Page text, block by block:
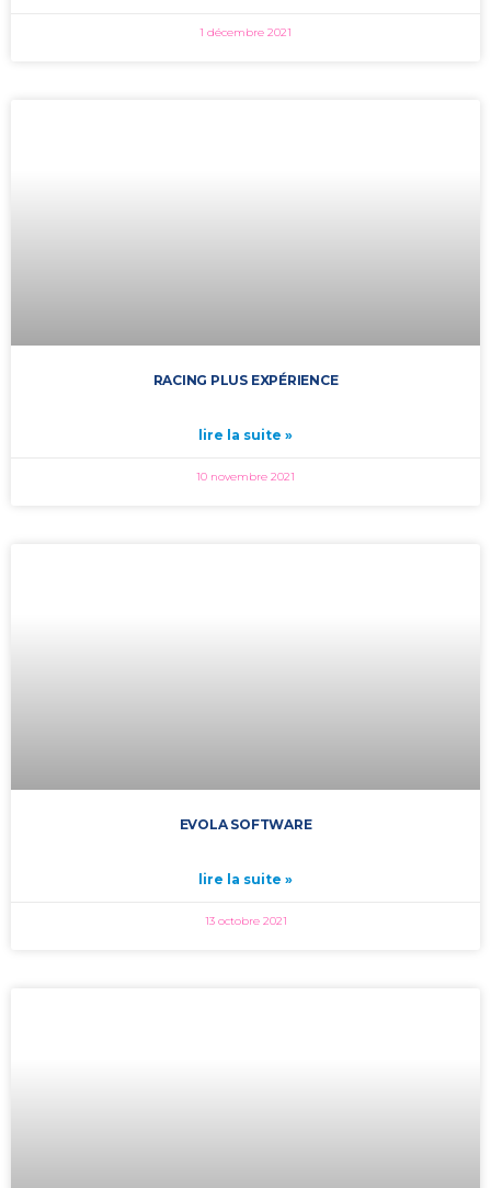
1 décembre 2021
RACING PLUS EXPÉRIENCE
lire la suite »
10 novembre 2021
EVOLA SOFTWARE
lire la suite »
13 octobre 2021